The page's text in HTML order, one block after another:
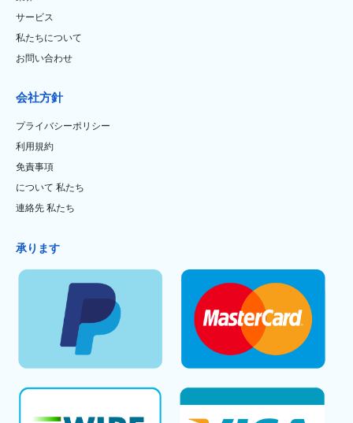
サービス
私たちについて
お問い合わせ
会社方針
プライバシーポリシー
利用規約
免責事項
について 私たち
連絡先 私たち
承ります